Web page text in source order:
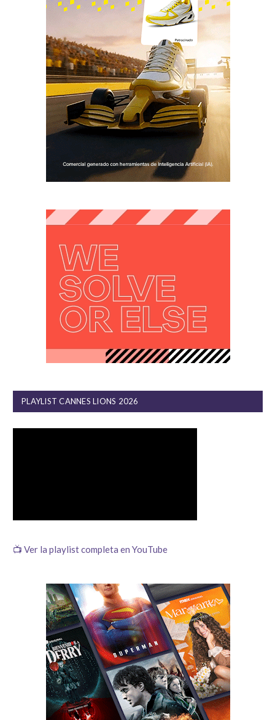
PLAYLIST CANNES LIONS 2026
📺 Ver la playlist completa en YouTube